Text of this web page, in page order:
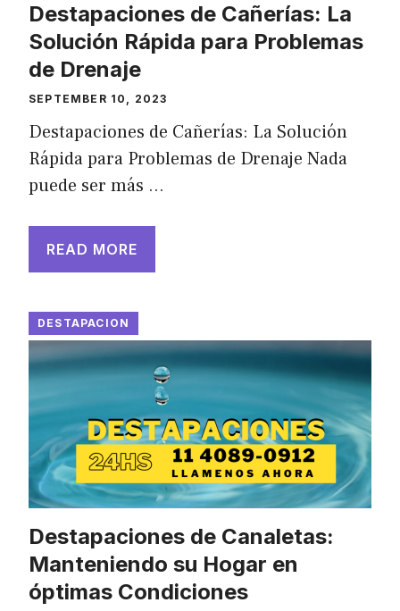
Destapaciones de Cañerías: La
Solución Rápida para Problemas
de Drenaje
SEPTEMBER 10, 2023
Destapaciones de Cañerías: La Solución
Rápida para Problemas de Drenaje Nada
puede ser más …
READ MORE
DESTAPACION
Destapaciones de Canaletas:
Manteniendo su Hogar en
óptimas Condiciones